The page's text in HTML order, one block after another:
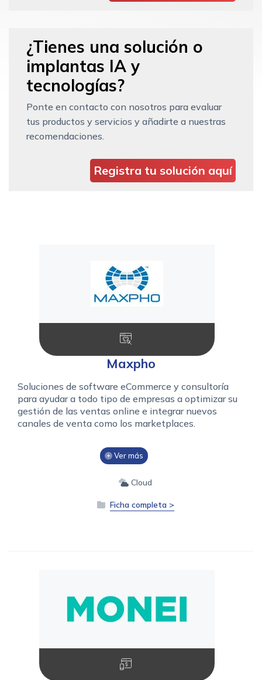
¿Tienes una solución o
implantas IA y
tecnologías?
Ponte en contacto con nosotros para evaluar
tus productos y servicios y añadirte a nuestras
recomendaciones.
Registra tu solución aquí
Maxpho
Soluciones de software eCommerce y consultoría
para ayudar a todo tipo de empresas a optimizar su
gestión de las ventas online e integrar nuevos
canales de venta como los marketplaces.
Ver más
Cloud
Ficha completa >